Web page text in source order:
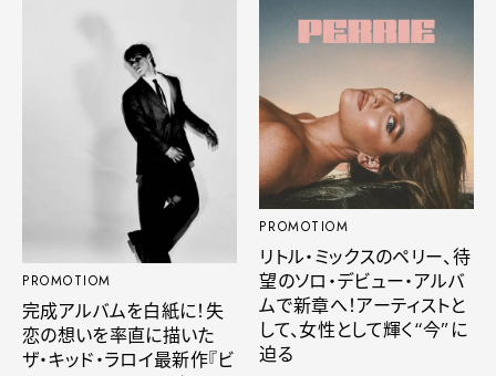
PROMOTIOM
完成アルバムを白紙に！失
恋の想いを率直に描いた
ザ・キッド・ラロイ最新作『ビ
PROMOTIOM
リトル・ミックスのペリー、待
望のソロ・デビュー・アルバ
ムで新章へ！アーティストと
して、女性として輝く“今”に
迫る